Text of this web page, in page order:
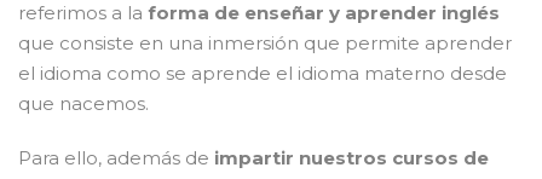
referimos a la forma de enseñar y aprender inglés
que consiste en una inmersión que permite aprender
el idioma como se aprende el idioma materno desde
que nacemos.
Para ello, además de impartir nuestros cursos de